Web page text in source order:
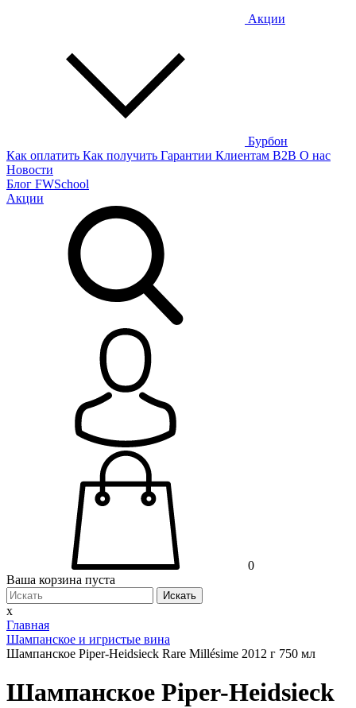
Акции
Бурбон
Как оплатить Как получить Гарантии Клиентам B2B О нас
Новости
Блог FWSchool
Акции
0
Ваша корзина пуста
Искать
x
Главная
Шампанское и игристые вина
Шампанское Piper-Heidsieck Rare Millésime 2012 г 750 мл
Шампанское Piper-Heidsieck